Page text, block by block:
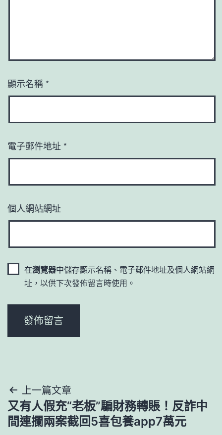
顯示名稱 *
電子郵件地址 *
個人網站網址
在瀏覽器中儲存顯示名稱、電子郵件地址及個人網站網
址，以供下次發佈留言時使用。
文
章
上一篇文章
又有人假充“老板”騙財務轉賬！反詐中
間連攔兩案截回5喜包養app7萬元